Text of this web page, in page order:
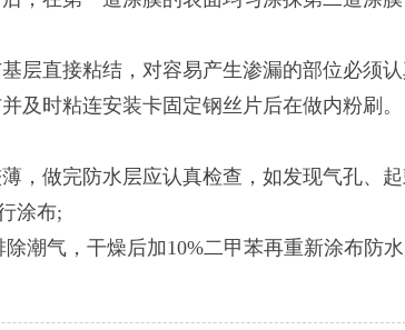
直接粘结，对容易产生渗漏的部位必须认
时粘连安装卡固定钢丝片后在做内粉刷。
做完防水层应认真检查，如发现气孔、起
涂布;
气，干燥后加10%二甲苯再重新涂布防水